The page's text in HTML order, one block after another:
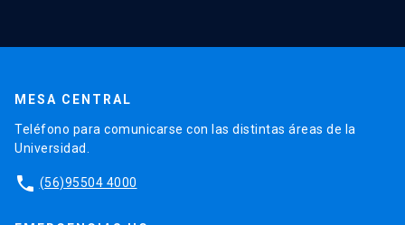
MESA CENTRAL
Teléfono para comunicarse con las distintas áreas de la
Universidad.
phone (56)95504 4000